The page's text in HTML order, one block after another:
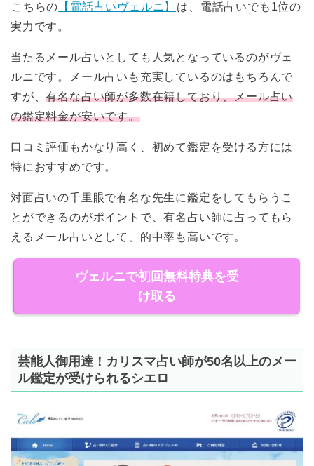
こちらの 【電話占いヴェルニ】
は、電話占いでも1位の
実力です。
当たるメール占いとしても人気となっているのがヴェ
ルニです。メール占いも充実しているのはもちろんで
すが、有名な占い師が多数在籍しており、メール占い
の鑑定料金が安いです。
口コミ評価もかなり高く、初めて鑑定を受ける方には
特におすすめです。
対面占いの千里眼で有名な先生に鑑定をしてもらうこ
とができるのがポイントで、有名占い師に占ってもら
えるメール占いとして、的中率も高いです。
ヴェルニで初回無料特典を受
け取る
芸能人御用達！カリスマ占い師が50名以上のメー
ル鑑定が受けられるシエロ